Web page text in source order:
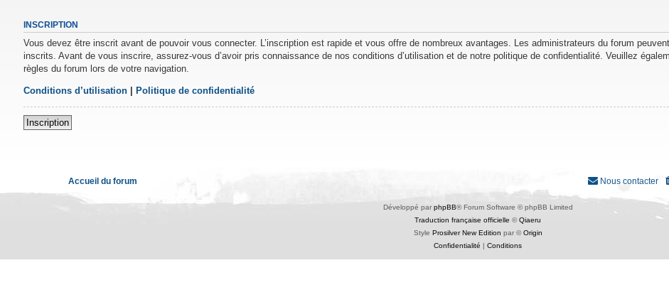
INSCRIPTION
Vous devez être inscrit avant de pouvoir vous connecter. L’inscription est rapide et vous offre de nombreux avantages. Les administrateurs du forum
inscrits. Avant de vous inscrire, assurez-vous d’avoir pris connaissance de nos conditions d’utilisation et de notre politique de confidentialité. Veuillez
règles du forum lors de votre navigation.
Conditions d’utilisation Politique de confidentialité
Inscription
Accueil du forum Nous contacter
Développé par phpBB® Forum Software © phpBB Limited
Traduction française officielle ©Qiaeru
Style Prosilver New Edition par ©Origin
Confidentialité
Conditions